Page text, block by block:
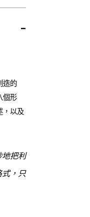
-
造的
個形
，以及
把利
， 只